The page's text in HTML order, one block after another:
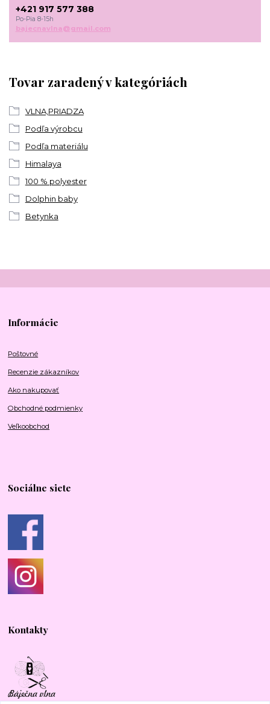
Tovar zaradený v kategóriách
VLNA,PRIADZA
Podľa výrobcu
Podľa materiálu
Himalaya
100 % polyester
Dolphin baby
Betynka
+421 917 577 388
Po-Pia 8-15h
bajecnavlna@gmail.com
Informácie
Poštovné
Recenzie zákazníkov
Ako nakupovať
Obchodné podmienky
Veľkoobchod
Sociálne siete
Kontakty